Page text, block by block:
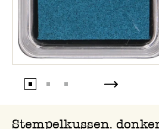
Stempelkussen.